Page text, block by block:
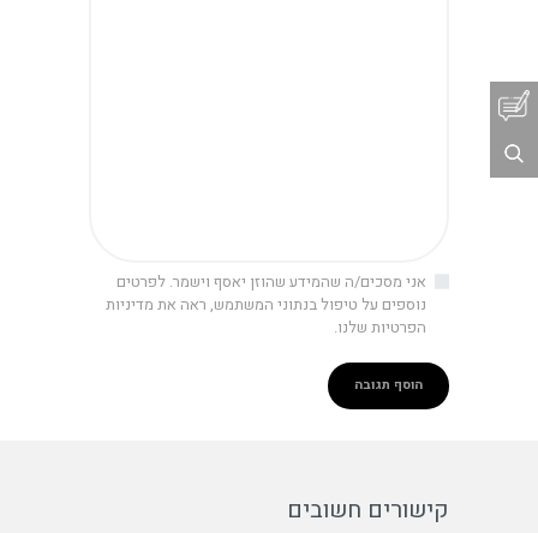
אני מסכים/ה שהמידע שהוזן יאסף וישמר. לפרטים
נוספים על טיפול בנתוני המשתמש, ראה את מדיניות
הפרטיות שלנו.
קישורים חשובים